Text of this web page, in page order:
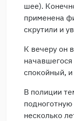
шее).
применена
скрутили и
К вечеру он
спокойный,
В полиции
несколько